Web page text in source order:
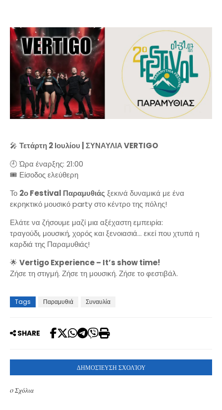
🎤 Τετάρτη 2 Ιουλίου | ΣΥΝΑΥΛΙΑ VERTIGO
🕘 Ώρα έναρξης: 21:00
🎟️ Είσοδος ελεύθερη
Το 2ο Festival Παραμυθιάς ξεκινά δυναμικά με ένα
εκρηκτικό μουσικό party στο κέντρο της πόλης!
Ελάτε να ζήσουμε μαζί μια αξέχαστη εμπειρία:
τραγούδι, μουσική, χορός και ξενοιασιά… εκεί που χτυπά η
καρδιά της Παραμυθιάς!
🌟 Vertigo Experience – It’s show time!
Ζήσε τη στιγμή. Ζήσε τη μουσική. Ζήσε το φεστιβάλ.
Tags Παραμυθιά Συναυλία
SHARE
ΔΗΜΟΣΊΕΥΣΗ ΣΧΟΛΊΟΥ
0 Σχόλια